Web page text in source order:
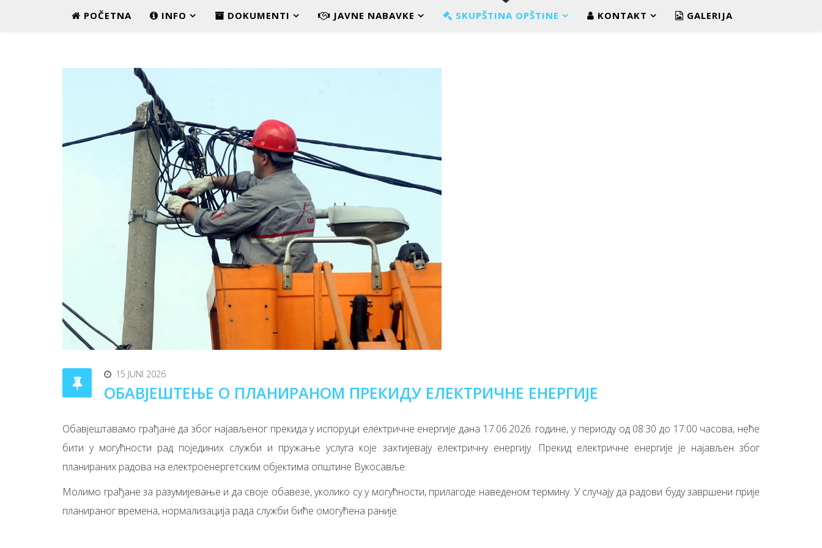
POČETNA INFO DOKUMENTI JAVNE NABAVKE SKUPŠTINA OPŠTINE KONTAKT GALERIJA
15 JUNI 2026
ОБАВЈЕШТЕЊЕ О ПЛАНИРАНОМ ПРЕКИДУ ЕЛЕКТРИЧНЕ ЕНЕРГИЈЕ
Обавјештавамо грађане да због најављеног прекида у испоруци електричне енергије дана 17.06.2026. године, у периоду од 08:30 до 17:00 часова, неће
бити у могућности рад појединих служби и пружање услуга које захтијевају електричну енергију. Прекид електричне енергије је најављен због
планираних радова на електроенергетским објектима општине Вукосавље.
Молимо грађане за разумијевање и да своје обавезе, уколико су у могућности, прилагоде наведеном термину. У случају да радови буду завршени прије
планираног времена, нормализација рада служби биће омогућена раније.